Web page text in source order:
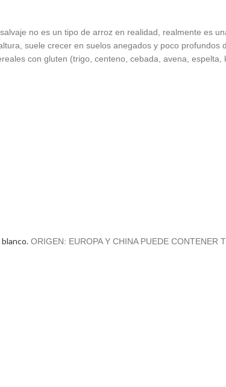
no es un tipo de arroz en realidad, realmente es
suele crecer en suelos anegados y poco
con gluten (trigo, centeno, cebada, avena,
ORIGEN: EUROPA Y CHINA PUEDE CONTENER